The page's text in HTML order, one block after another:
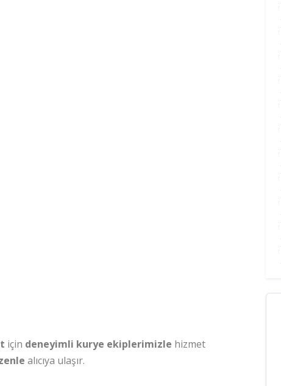
için deneyimli kurye ekiplerimizle hizmet
alıcıya ulaşır.